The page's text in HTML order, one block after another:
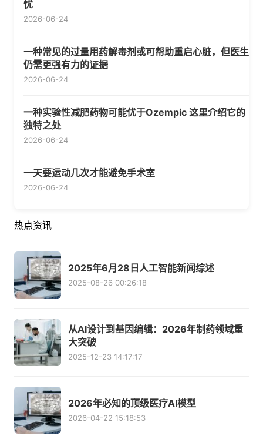
忧
2026-06-24
一种常见的过量用药解毒剂或可帮助重启心脏，但医生
仍需更强有力的证据
2026-06-24
一种实验性减肥药物可能优于Ozempic 这里介绍它的
独特之处
2026-06-24
一天要运动几次才能避免手术室
2026-06-24
热点资讯
2025年6月28日人工智能新闻综述
2025-08-26 00:26:18
从AI设计到基因编辑：2026年制药领域重
大突破
2025-12-23 14:17:17
2026年必知的顶级医疗AI模型
2026-04-22 15:18:53